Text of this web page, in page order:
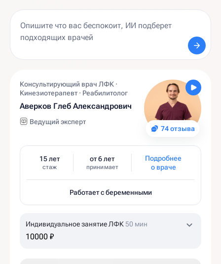
74 отзыва
Консультирующий врач ЛФК ·
Кинезиотерапевт · Реабилитолог
Аверков Глеб Александрович
Ведущий эксперт
15 лет
стаж
от 6 лет
принимает
Подробнее
о враче
Работает с беременными
Индивидуальное занятие ЛФК 50 мин
10000 ₽